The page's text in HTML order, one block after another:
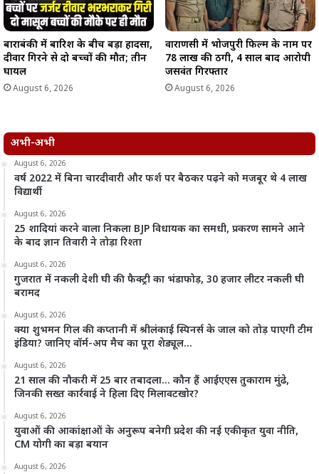
बाराबंकी में बारिश के बीच बड़ा हादसा,
दीवार गिरने से दो बच्चों की मौत; तीन
घायल
August 6, 2026
वाराणसी में भोजपुरी फिल्म के नाम पर
78 लाख की ठगी, 4 साल बाद आरोपी
जसवंत गिरफ्तार
August 6, 2026
अभी-अभी
August 6, 2026
वर्ष 2022 में बिना चारदीवारी और फर्श पर बैठकर पढ़ने को मजबूर थे 4 लाख
विद्यार्थी
August 6, 2026
25 शादियां करने वाला निकला BJP विधायक का समधी, प्रकरण सामने आने
के बाद ज्ञान तिवारी ने तोड़ा रिश्ता
August 6, 2026
गुजरात में नकली देशी घी की फैक्ट्री का भंडाफोड़, 30 हजार लीटर नकली घी
बरामद
August 6, 2026
क्या शुभमन गिल की कप्तानी में श्रीलंकाई स्पिनर्स के जाल को तोड़ पाएगी टीम
इंडिया? जानिए वॉर्म-अप मैच का पूरा शेड्यूल…
August 6, 2026
21 साल की नौकरी में 25 बार तबादला… कौन हैं आईएएस तुकाराम मुंढे,
जिनकी सख्त कार्रवाई ने हिला दिए मिलावटखोर?
August 6, 2026
युवाओं की आकांक्षाओं के अनुरूप बनेगी प्रदेश की नई एकीकृत युवा नीति,
CM योगी का बड़ा बयान
August 6, 2026